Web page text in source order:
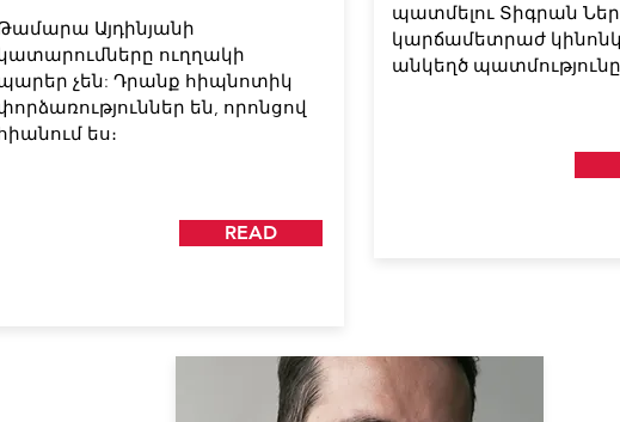
Այդինյանի
ուղղակի
չեն: Դրանք հիպնոտիկ
են, որոնցով
ես։
READ
պատմելու Տիգրան
կարճամետրաժ
անկեղծ